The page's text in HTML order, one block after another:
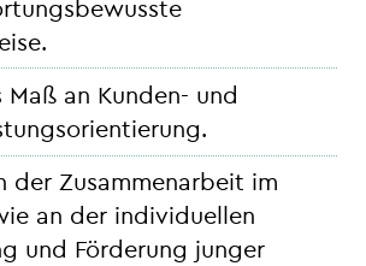
Maß an Kunden- und
der Zusammenarbeit im
an der individuellen
und Förderung junger